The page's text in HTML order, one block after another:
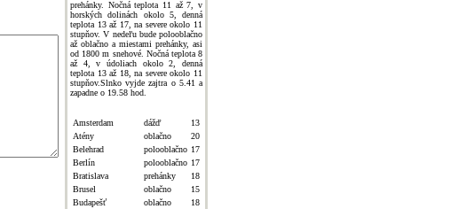
prehánky. Nočná teplota 11 až 7, v
horských dolinách okolo 5, denná
teplota 13 až 17, na severe okolo 11
stupňov. V nedeľu bude polooblačno
až oblačno a miestami prehánky, asi
od 1800 m snehové. Nočná teplota 8
až 4, v údoliach okolo 2, denná
teplota 13 až 18, na severe okolo 11
stupňov.Slnko vyjde zajtra o 5.41 a
zapadne o 19.58 hod.
Amsterdam dážď
13
Atény
oblačno
20
Belehrad
polooblačno 17
Berlín
polooblačno 17
Bratislava
prehánky
18
Brusel
oblačno
15
Budapešť
oblačno
18